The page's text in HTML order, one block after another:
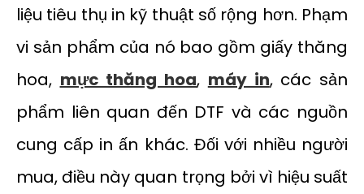
liệu tiêu thụ in kỹ thuật số rộng hơn. Phạm
vi sản phẩm của nó bao gồm giấy thăng
hoa, mực thăng hoa, máy in, các sản
phẩm liên quan đến DTF và các nguồn
cung cấp in ấn khác. Đối với nhiều người
mua, điều này quan trọng bởi vì hiệu suất